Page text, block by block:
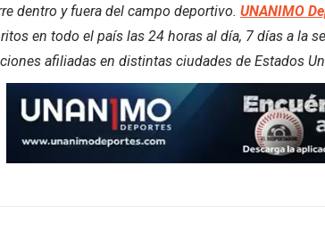
dentro y fuera del campo deportivo. UNANIMO
en todo el país las 24 horas al día, 7 días a la
afiliadas en distintas ciudades de Estados